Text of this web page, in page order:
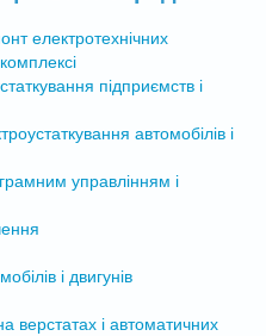
електротехнічних
підприємств і
автомобілів і
управлінням і
і двигунів
верстатах і автоматичних